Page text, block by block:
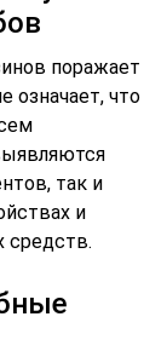
поражает
означает, что
так и
и
средств.